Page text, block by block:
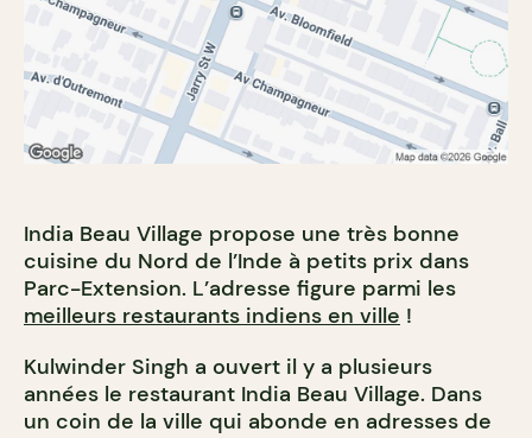
India Beau Village propose une très bonne
cuisine du Nord de l’Inde à petits prix dans
Parc-Extension. L’adresse figure parmi les
meilleurs restaurants indiens en ville !
Kulwinder Singh a ouvert il y a plusieurs
années le restaurant India Beau Village. Dans
un coin de la ville qui abonde en adresses de